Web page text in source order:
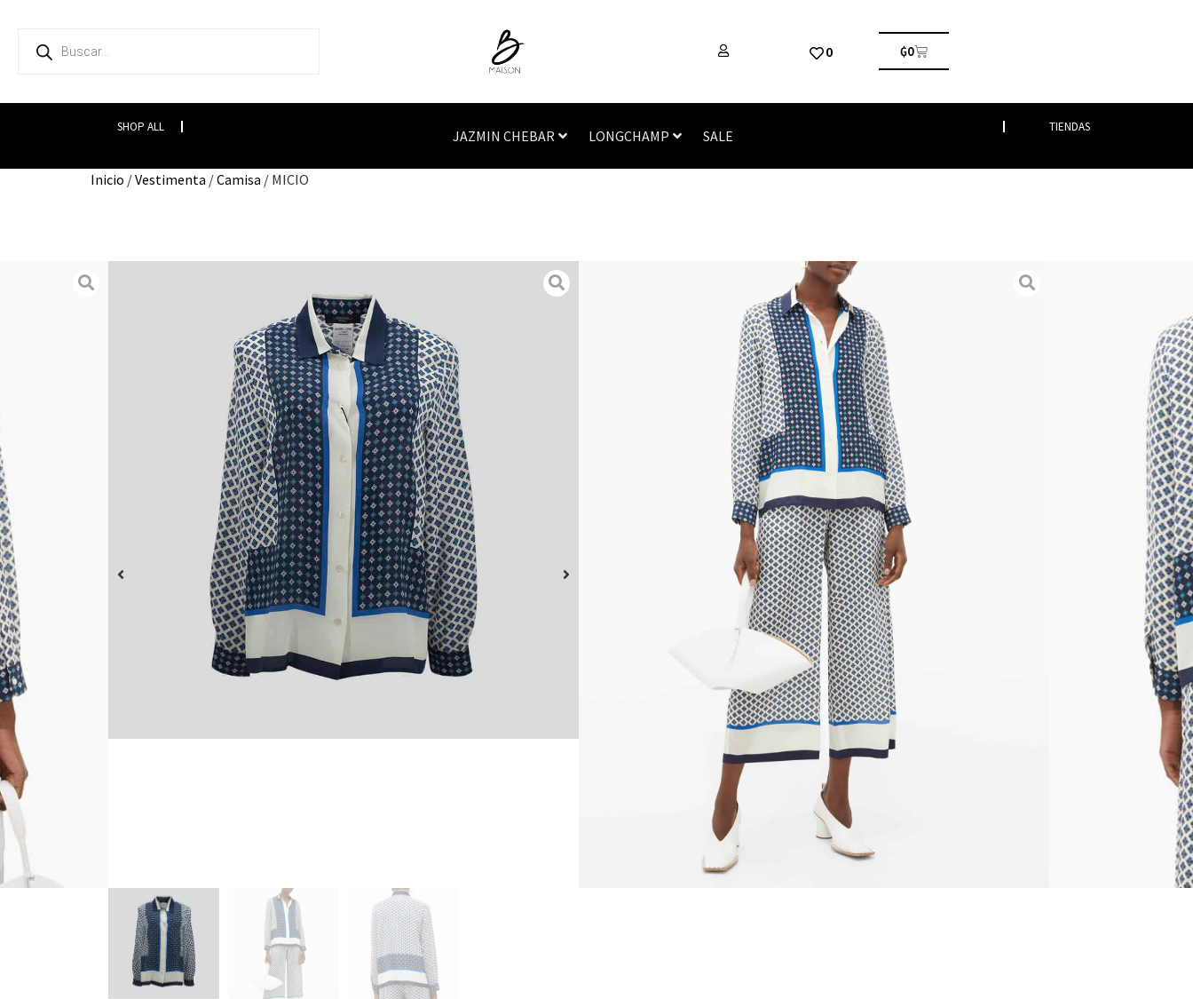
0 ₲0
SHOP ALL
JAZMIN CHEBAR LONGCHAMP SALE
TIENDAS
Inicio /Vestimenta /Camisa / MICIO
Camisa / MICIO
Camisa,Vestimenta
Camisa azul Micio de Weekend Max Mara está inspirada en las siluetas
tradicionales de los pijamas, cayendo en una estructura holgada. Está
confeccionado con crepé de seda estampado con un patrón inspirado en
azulejos y está enmarcado por puños abotonados y un borde blanco en la
tapeta delantera y el dobladillo.
Este producto no está disponible porque no quedan existencias.
Añadir al Wishlist